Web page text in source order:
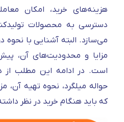
هزینه‌های خرید، امکان
دسترسی به محصولات
می‌سازد. البته آشنایی با نحوه
مزایا و محدودیت‌های آن،
است. در ادامه این مطلب از
حواله میلگرد، نحوه تهیه آن،
که باید هنگام خرید در نظر